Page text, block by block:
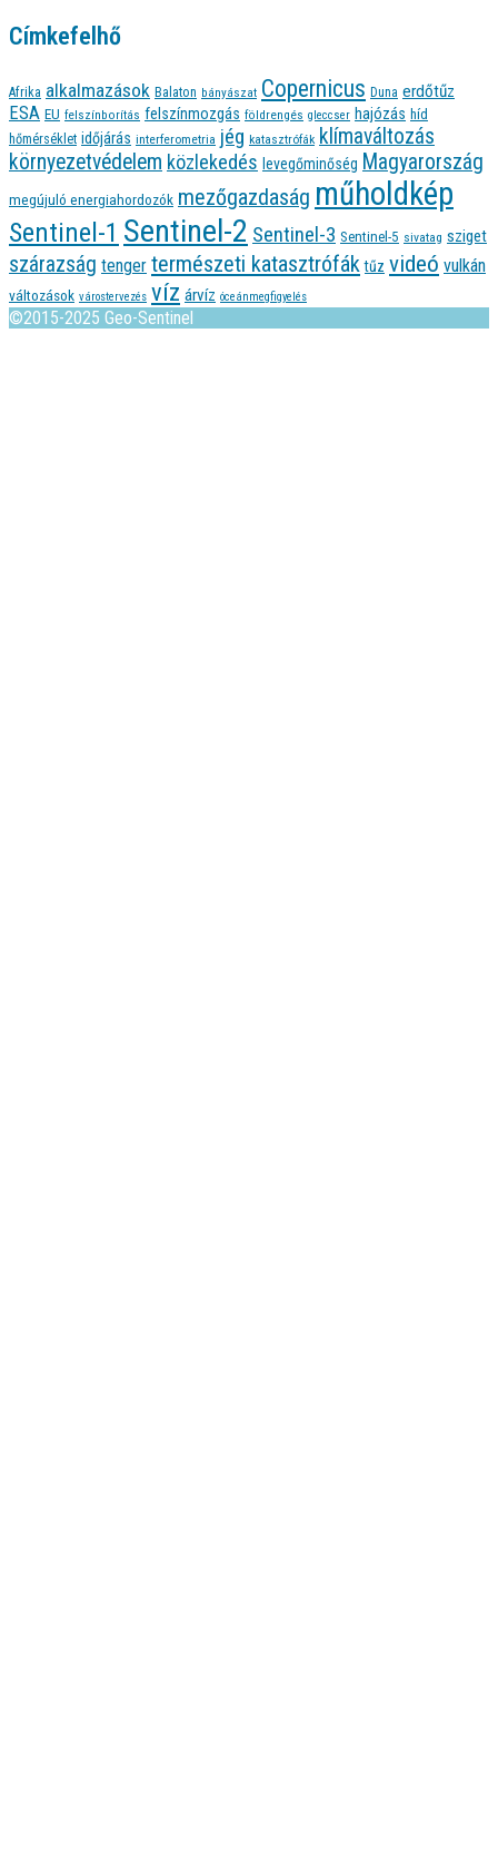
Címkefelhő
Afrika alkalmazások Balaton bányászat Copernicus Duna erdőtűz
ESA EU felszínborítás felszínmozgás földrengés gleccser hajózás híd
hőmérséklet időjárás interferometria jég katasztrófák klímaváltozás
környezetvédelem közlekedés levegőminőség Magyarország
megújuló energiahordozók mezőgazdaság műholdkép
Sentinel-1 Sentinel-2 Sentinel-3 Sentinel-5 sivatag sziget
szárazság tenger természeti katasztrófák tűz videó vulkán
változások várostervezés víz árvíz óceánmegfigyelés
©2015-2025 Geo-Sentinel